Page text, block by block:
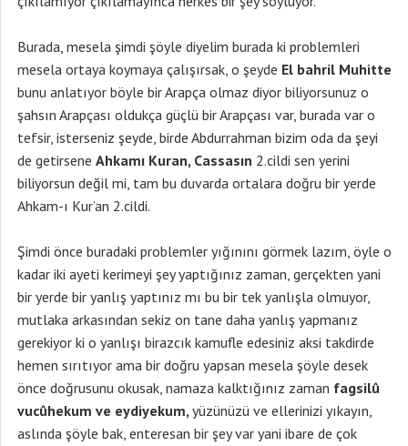
Burada, mesela şimdi şöyle diyelim burada ki problemleri
mesela ortaya koymaya çalışırsak, o şeyde El bahril Muhitte
bunu anlatıyor böyle bir Arapça olmaz diyor biliyorsunuz o
şahsın Arapçası oldukça güçlü bir Arapçası var, burada var o
tefsir, isterseniz şeyde, birde Abdurrahman bizim oda da şeyi
de getirsene Ahkamı Kuran, Cassasın 2.cildi sen yerini
biliyorsun değil mi, tam bu duvarda ortalara doğru bir yerde
Ahkam-ı Kur’an 2.cildi.
Şimdi önce buradaki problemler yığınını görmek lazım, öyle o
kadar iki ayeti kerimeyi şey yaptığınız zaman, gerçekten yani
bir yerde bir yanlış yaptınız mı bu bir tek yanlışla olmuyor,
mutlaka arkasından sekiz on tane daha yanlış yapmanız
gerekiyor ki o yanlışı birazcık kamufle edesiniz aksi takdirde
hemen sırıtıyor ama bir doğru yapsan mesela şöyle desek
önce doğrusunu okusak, namaza kalktığınız zaman fagsilû
vucûhekum ve eydiyekum, yüzünüzü ve ellerinizi yıkayın,
aslında şöyle bak, enteresan bir şey var yani ibare de çok